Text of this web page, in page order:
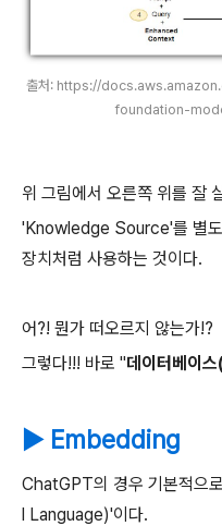
출처: https://
foundation-
위 그림에서 오른쪽 위를 잘
'Knowledge Source'를 별도
장치처럼 사용하는 것이다.
어?! 뭔가 떠오르지 않는가!?
그렇다!!! 바로 "데이터베이
▶ Embedding
ChatGPT의 경우 기본적으
l Language)'이다.